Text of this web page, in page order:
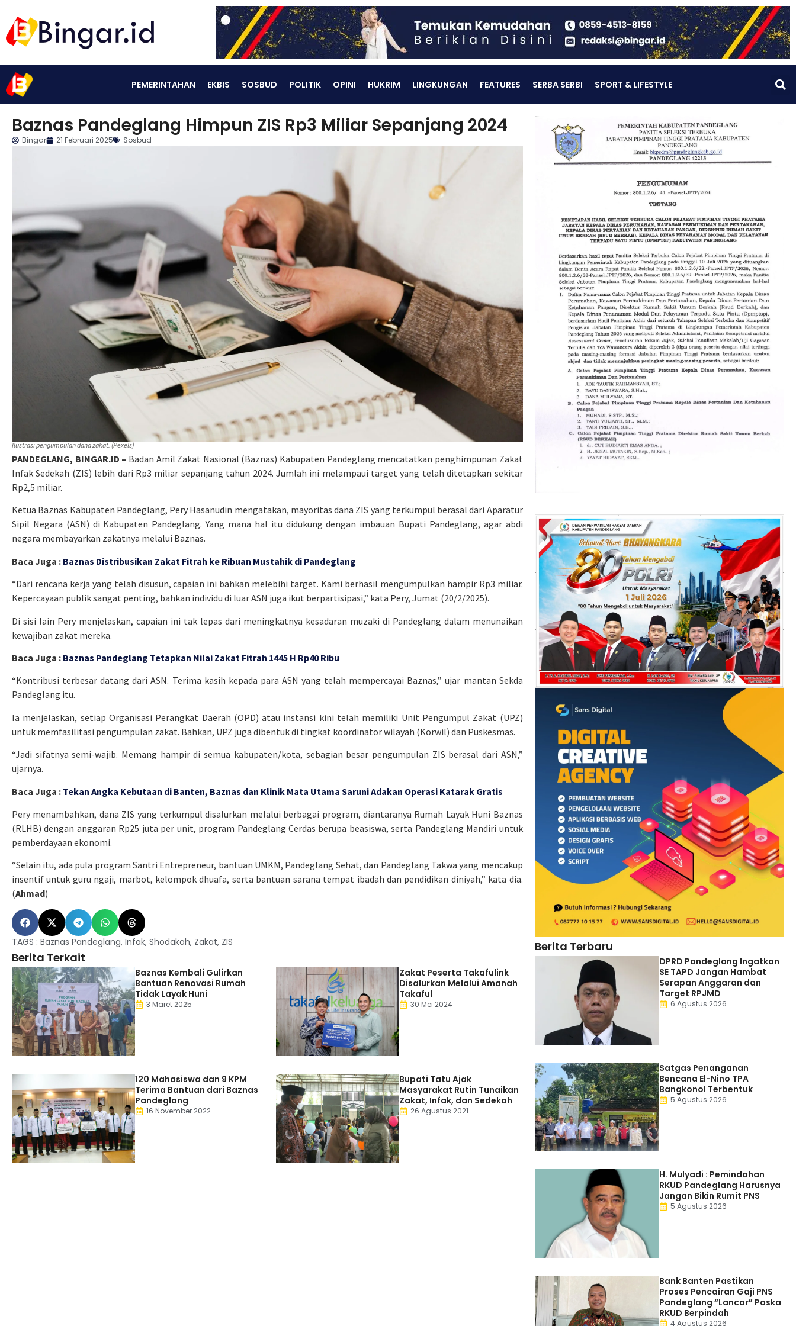
PEMERINTAHAN EKBIS SOSBUD POLITIK OPINI HUKRIM LINGKUNGAN FEATURES SERBA SERBI SPORT & LIFESTYLE
Baznas Pandeglang Himpun ZIS Rp3 Miliar Sepanjang 2024
Bingar 21 Februari 2025 Sosbud
Ilustrasi pengumpulan dana zakat. (Pexels)
PANDEGLANG, BINGAR.ID – Badan Amil Zakat Nasional (Baznas) Kabupaten Pandeglang mencatatkan penghimpunan Zakat
Infak Sedekah (ZIS) lebih dari Rp3 miliar sepanjang tahun 2024. Jumlah ini melampaui target yang telah ditetapkan sekitar
Rp2,5 miliar.
Ketua Baznas Kabupaten Pandeglang, Pery Hasanudin mengatakan, mayoritas dana ZIS yang terkumpul berasal dari Aparatur
Sipil Negara (ASN) di Kabupaten Pandeglang. Yang mana hal itu didukung dengan imbauan Bupati Pandeglang, agar abdi
negara membayarkan zakatnya melalui Baznas.
Baca Juga : Baznas Distribusikan Zakat Fitrah ke Ribuan Mustahik di Pandeglang
“Dari rencana kerja yang telah disusun, capaian ini bahkan melebihi target. Kami berhasil mengumpulkan hampir Rp3 miliar.
Kepercayaan publik sangat penting, bahkan individu di luar ASN juga ikut berpartisipasi,” kata Pery, Jumat (20/2/2025).
Di sisi lain Pery menjelaskan, capaian ini tak lepas dari meningkatnya kesadaran muzaki di Pandeglang dalam menunaikan
kewajiban zakat mereka.
Baca Juga : Baznas Pandeglang Tetapkan Nilai Zakat Fitrah 1445 H Rp40 Ribu
“Kontribusi terbesar datang dari ASN. Terima kasih kepada para ASN yang telah mempercayai Baznas,” ujar mantan Sekda
Pandeglang itu.
Ia menjelaskan, setiap Organisasi Perangkat Daerah (OPD) atau instansi kini telah memiliki Unit Pengumpul Zakat (UPZ)
untuk memfasilitasi pengumpulan zakat. Bahkan, UPZ juga dibentuk di tingkat koordinator wilayah (Korwil) dan Puskesmas.
“Jadi sifatnya semi-wajib. Memang hampir di semua kabupaten/kota, sebagian besar pengumpulan ZIS berasal dari ASN,”
ujarnya.
Baca Juga : Tekan Angka Kebutaan di Banten, Baznas dan Klinik Mata Utama Saruni Adakan Operasi Katarak Gratis
Pery menambahkan, dana ZIS yang terkumpul disalurkan melalui berbagai program, diantaranya Rumah Layak Huni Baznas
(RLHB) dengan anggaran Rp25 juta per unit, program Pandeglang Cerdas berupa beasiswa, serta Pandeglang Mandiri untuk
pemberdayaan ekonomi.
“Selain itu, ada pula program Santri Entrepreneur, bantuan UMKM, Pandeglang Sehat, dan Pandeglang Takwa yang mencakup
insentif untuk guru ngaji, marbot, kelompok dhuafa, serta bantuan sarana tempat ibadah dan pendidikan diniyah,” kata dia.
(Ahmad)
TAGS : Baznas Pandeglang, Infak, Shodakoh, Zakat, ZIS
Berita Terkait
Baznas Kembali Gulirkan
Bantuan Renovasi Rumah
Tidak Layak Huni
3 Maret 2025
Zakat Peserta Takafulink
Disalurkan Melalui Amanah
Takaful
30 Mei 2024
120 Mahasiswa dan 9 KPM
Terima Bantuan dari Baznas
Pandeglang
16 November 2022
Bupati Tatu Ajak
Masyarakat Rutin Tunaikan
Zakat, Infak, dan Sedekah
26 Agustus 2021
Berita Terbaru
DPRD Pandeglang Ingatkan
SE TAPD Jangan Hambat
Serapan Anggaran dan
Target RPJMD
6 Agustus 2026
Satgas Penanganan
Bencana El-Nino TPA
Bangkonol Terbentuk
5 Agustus 2026
H. Mulyadi : Pemindahan
RKUD Pandeglang Harusnya
Jangan Bikin Rumit PNS
5 Agustus 2026
Bank Banten Pastikan
Proses Pencairan Gaji PNS
Pandeglang “Lancar” Paska
RKUD Berpindah
4 Agustus 2026